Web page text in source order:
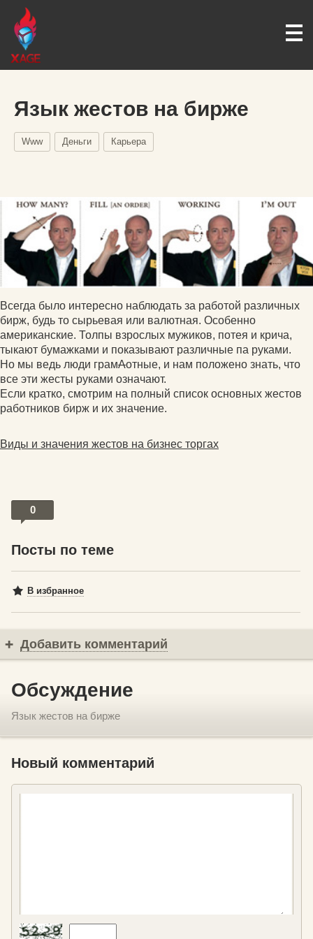
Язык жестов на бирже
Www Деньги Карьера
Всегда было интересно наблюдать за работой различных
бирж, будь то сырьевая или валютная. Особенно
американские. Толпы взрослых мужиков, потея и крича,
тыкают бумажками и показывают различные па руками.
Но мы ведь люди грамАотные, и нам положено знать, что
все эти жесты руками означают.
Если кратко, смотрим на полный список основных жестов
работников бирж и их значение.
Виды и значения жестов на бизнес торгах
0
Посты по теме
В избранное
Добавить комментарий
Обсуждение
Язык жестов на бирже
Новый комментарий